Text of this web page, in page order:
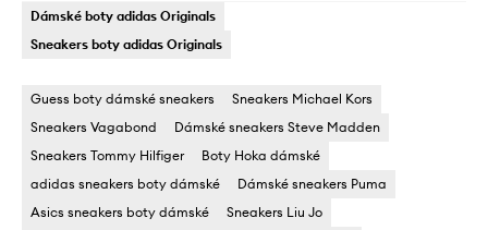
Dámské boty adidas Originals
Sneakers boty adidas Originals
Guess boty dámské sneakers
Sneakers Michael Kors
Sneakers Vagabond
Dámské sneakers Steve Madden
Sneakers Tommy Hilfiger
Boty Hoka dámské
adidas sneakers boty dámské
Dámské sneakers Puma
Asics sneakers boty dámské
Sneakers Liu Jo